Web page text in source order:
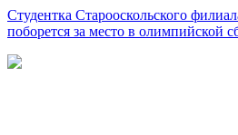
Студентка Старооскольского
поборется за место в олимпийской